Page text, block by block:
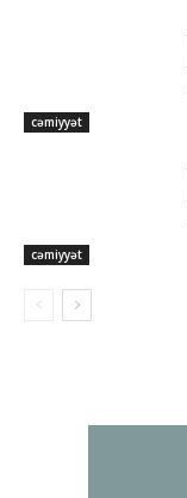
cəmiyyət
cəmiyyət